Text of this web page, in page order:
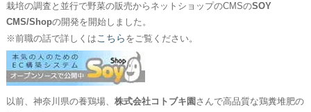
栽培の調査と並行で野菜の販売からネットショップのCMSのSOY
CMS/Shopの開発を開始しました。
※前職の話で詳しくはこちら をご覧ください。
以前、神奈川県の養鶏場、 株式会社コトブキ園 さんで高品質な鶏糞堆肥の